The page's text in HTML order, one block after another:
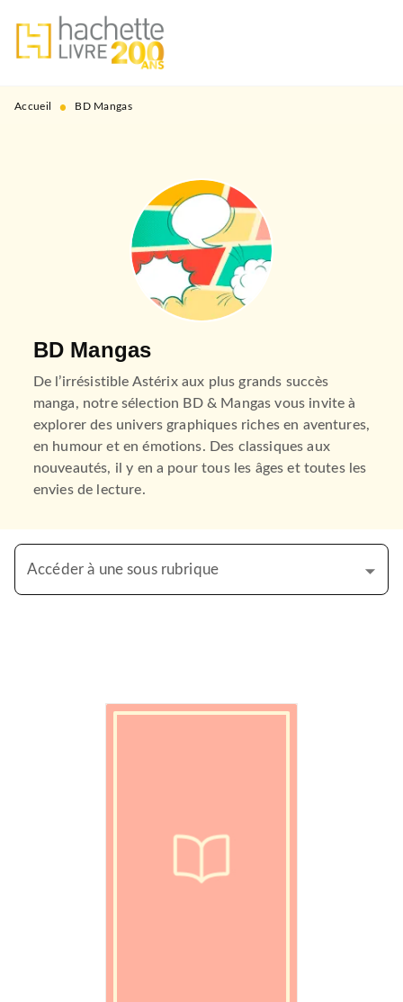
MENU RECHERCHE
PIED DE PAGE
Accueil • BD Mangas
BD Mangas
De l’irrésistible Astérix aux plus grands succès
manga, notre sélection BD & Mangas vous invite à
explorer des univers graphiques riches en aventures,
en humour et en émotions. Des classiques aux
nouveautés, il y en a pour tous les âges et toutes les
envies de lecture.
Accéder à une sous rubrique